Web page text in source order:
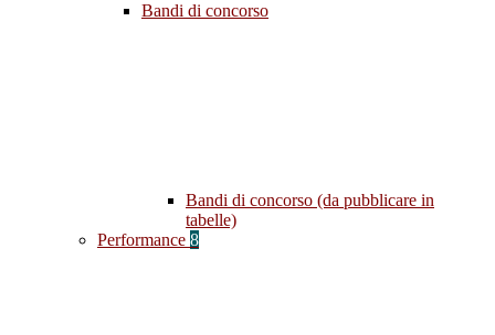
Bandi di concorso
Bandi di concorso (da pubblicare in
tabelle)
Performance 8